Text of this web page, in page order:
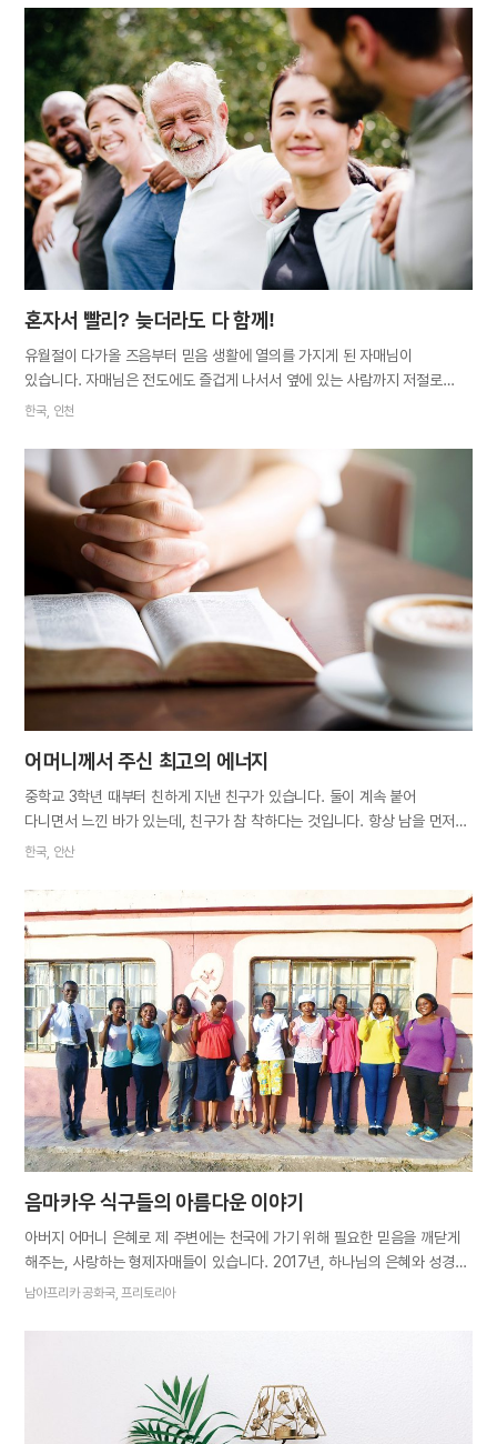
열매의 축복을 풍성하게 받고 있는 식구들을 보면서, 담대하지 못하고
기도도 부족한 제 모습은 애써 외면하고 규례를 잘 지키고 있으니 언젠가
제게도 그와 같은 축복이 있으리라 믿었습니다. 그러던 어느 날, 문득 이런
글귀가 눈에 들어왔습니다. “한 마리의 여우가 토끼를 쫓았지만 결코 잡을 수
없었습니다. 여우는 한 끼의 식사를 위해 뛰었지만 토끼는 살기 위해 뛰었기
때문입니다. 당신이 무엇을 하고자 한다면 간절히 원하십시오.” 글을 보고
잠시 할 말을 잃었습니다. ‘간절하다’는 단어의 의미가 일순간 마음에 확 와
닿는 느낌이었습니다. 간절히 원하면 이루어 주시겠다고 하나님께서 항상
말씀하셨는데도 저는 그동안…
혼자서 빨리? 늦더라도 다 함께!
유월절이 다가올 즈음부터 믿음 생활에 열의를 가지게 된 자매님이
있습니다. 자매님은 전도에도 즐겁게 나서서 옆에 있는 사람까지 저절로
힘이 나게 만들었습니다. 자매님과 함께 한 청년에게 유월절 소식을
진리 말씀을 배운 청년은 이내 새 생명의 축복을 받았습니다. 이후 말씀의
꼴을 달게 먹으며 곧바로 찾아온 신앙의 위기도 잘 극복해냈습니다. 새
식구가 시온 안에서 서서히 믿음을 키워가는 과정을 지켜보던 저와
자매님은, 그 식구를 위해 같이 기도하고 이것저것 챙겨주느라 거의 붙어
있다시피 했습니다. 그러면서 많은 깨달음을 얻었습니다. 얼마 전까지만
해도 저는 식구들을 제 관점으로 바라보고 판단할 때가 많았습니다. 이런
모습은 생활 습관에도 배어 있었습니다. 걸음이 빠른 편인 저는 바쁘지
않아도 사람들 사이를 요리조리 피해가며 앞서 걷는 것을 좋아했습니다.
길도 모르면서 빨리 걷다 엉뚱한…
한국, 인천
어머니께서 주신 최고의 에너지
중학교 3학년 때부터 친하게 지낸 친구가 있습니다. 둘이 계속 붙어
다니면서 느낀 바가 있는데, 친구가 참 착하다는 것입니다. 항상 남을 먼저
생각하고 배려가 몸에 밴 친구의 모습은 제 부족한 점을 돌아보게 했습니다.
싶었던 사람이 바로 이 친구였습니다. 일단 진리를 알려주면 친구가
유월절의 가치와 아버지 어머니 하나님의 사랑을 잘 깨달을 줄 알았습니다.
하지만 친구는 시온 행사에 자주 참여하면서도 신앙생활은 꺼려했습니다.
대학 입학을 앞두고 매일매일 하나님께 기도드렸습니다. 친구를 꼭 시온으로
인도해달라고요. 그것은 저를 위한 기도이기도 했습니다. 연약한 제 믿음이
세상의 유혹에 빠지지 않도록 친구가 곁에서 함께 있어주면 더 든든할 것
같았습니다. 하나님께서는 제 기도를 들어주셨습니다. 친구가 “교회에 자주
와보니 하나님의 교회가 좋은 교회란 것을 알겠다. 자매님들과 대화하는
시간도 즐겁다” 며 미루고 미루던…
한국, 안산
음마카우 식구들의 아름다운 이야기
아버지 어머니 은혜로 제 주변에는 천국에 가기 위해 필요한 믿음을 깨닫게
해주는, 사랑하는 형제자매들이 있습니다. 2017년, 하나님의 은혜와 성경의
예언 가운데 전 세계에 7,000개 시온이 세워졌습니다. 남아프리카 공화국의
세워진 지 얼마 되지 않았지만 은혜롭고 아름다운 믿음을 가진 식구들이
미소가 지어집니다. 그 식구들의 이야기를 해볼까 합니다. 4살 된 한 유아
자매님은 절기를 지키러 버스를 타고 시온으로 가면서 함께 탄 사람들에게
“우리는 절기를 지키러 시온에 가요”라고 말했다고 합니다. 아직 말도 잘
남아프리카 공화국, 프리토리아